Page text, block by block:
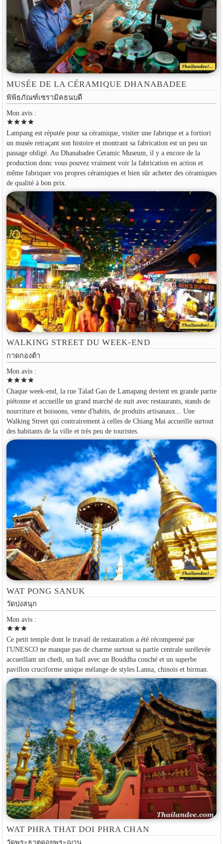
MUSÉE DE LA CÉRAMIQUE DHANABADEE
พิพิธภัณฑ์เซรามิคธนบดี
Mon avis :
starstarstarstar
Lampang est réputée pour sa céramique, visiter une fabrique et a fortiori
un musée retraçant son histoire et montrant sa fabrication est un peu un
passage obligé. Au Dhanabadee Ceramic Museum, il y a encore de la
production donc vous pouvez vraiment voir la fabrication en action et
même fabriquer vos propres céramiques et bien sûr acheter des céramiques
de qualité à bon prix.
WALKING STREET DU WEEK-END
กาดกองต้า
Mon avis :
starstarstarstar
Chaque week-end, la rue Talad Gao de Lamapang devient en grande partie
piétonne et accueille un grand marché de nuit avec restaurants, stands de
nourriture et boissons, vente d'habits, de produits artisanaux... Une
Walking Street qui contrairement à celles de Chiang Mai accueille surtout
des habitants de la ville et très peu de touristes.
WAT PONG SANUK
วัดปงสนุก
Mon avis :
starstarstar
Ce petit temple dont le travail de restauration a été récompensé par
l'UNESCO ne manque pas de charme surtout sa partie centrale surélevée
accueillant un chedi, un hall avec un Bouddha couché et un superbe
pavillon cruciforme unique mélange de styles Lanna, chinois et birman.
WAT PHRA THAT DOI PHRA CHAN
วัดพระธาตุดอยพระฌาน